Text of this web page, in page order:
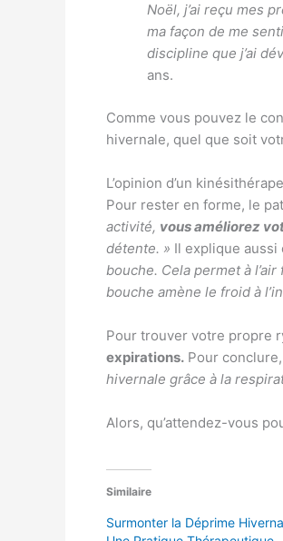
Noël, j’ai reçu mes
ma façon de me
discipline que j’ai
ans.
Comme vous pouvez le
hivernale, quel que soit
L’opinion d’un
Pour rester en forme, le
activité, vous améliorez
détente. » Il explique
bouche. Cela permet à
bouche amène le froid à
Pour trouver votre propre
expirations. Pour
hivernale grâce à la
Alors, qu’attendez-vous
Similaire
Surmonter la Déprime